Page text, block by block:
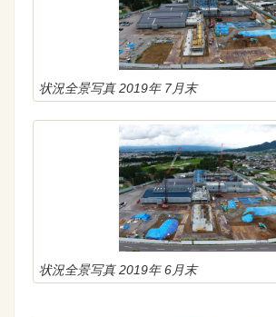
状況全景写真 2019年 7月末
状況全景写真 2019年 6月末